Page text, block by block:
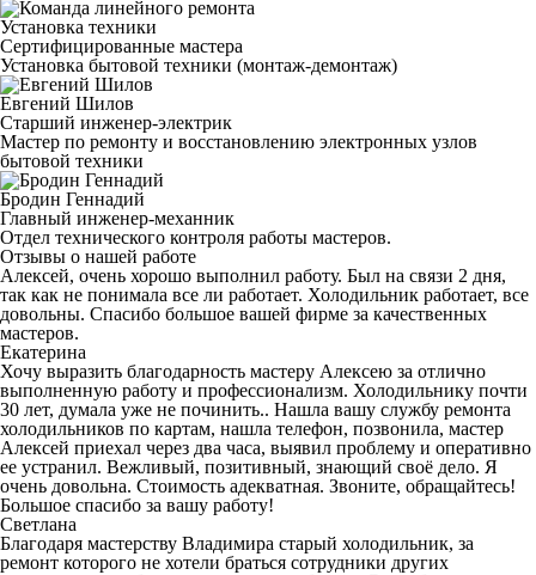
Установка техники
Сертифицированные мастера
Установка бытовой техники (монтаж-демонтаж)
Евгений Шилов
Старший инженер-электрик
Мастер по ремонту и восстановлению электронных узлов
бытовой техники
Бродин Геннадий
Главный инженер-механник
Отдел технического контроля работы мастеров.
Отзывы о нашей работе
Алексей, очень хорошо выполнил работу. Был на связи 2 дня,
так как не понимала все ли работает. Холодильник работает, все
довольны. Спасибо большое вашей фирме за качественных
мастеров.
Екатерина
Хочу выразить благодарность мастеру Алексею за отлично
выполненную работу и профессионализм. Холодильнику почти
30 лет, думала уже не починить.. Нашла вашу службу ремонта
холодильников по картам, нашла телефон, позвонила, мастер
Алексей приехал через два часа, выявил проблему и оперативно
ее устранил. Вежливый, позитивный, знающий своё дело. Я
очень довольна. Стоимость адекватная. Звоните, обращайтесь!
Большое спасибо за вашу работу!
Светлана
Благодаря мастерству Владимира старый холодильник, за
ремонт которого не хотели браться сотрудники других